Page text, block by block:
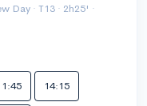
Day · T13 · 2h25' ·
14:15